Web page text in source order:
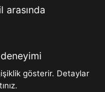
arasında
gösterir. Detaylar